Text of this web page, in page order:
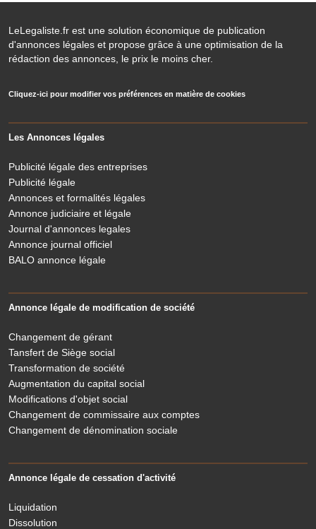
LeLegaliste.fr est une solution économique de publication
d'annonces légales et propose grâce à une optimisation de la
rédaction des annonces, le prix le moins cher.
Cliquez-ici pour modifier vos préférences en matière de cookies
Les Annonces légales
Publicité légale des entreprises
Publicité légale
Annonces et formalités légales
Annonce judiciaire et légale
Journal d'annonces legales
Annonce journal officiel
BALO annonce légale
Annonce légale de modification de société
Changement de gérant
Tansfert de Siège social
Transformation de société
Augmentation du capital social
Modifications d'objet social
Changement de commissaire aux comptes
Changement de dénomination sociale
Annonce légale de cessation d'activité
Liquidation
Dissolution